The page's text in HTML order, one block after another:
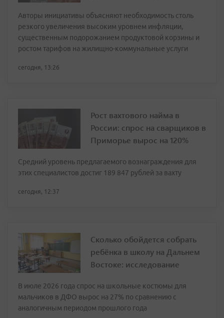
Авторы инициативы объясняют необходимость столь
резкого увеличения высоким уровнем инфляции,
существенным подорожанием продуктовой корзины и
ростом тарифов на жилищно-коммунальные услуги
сегодня, 13:26
Рост вахтового найма в
России: спрос на сварщиков в
Приморье вырос на 120%
Средний уровень предлагаемого вознаграждения для
этих специалистов достиг 189 847 рублей за вахту
сегодня, 12:37
Сколько обойдется собрать
ребёнка в школу на Дальнем
Востоке: исследование
В июле 2026 года спрос на школьные костюмы для
мальчиков в ДФО вырос на 27% по сравнению с
аналогичным периодом прошлого года